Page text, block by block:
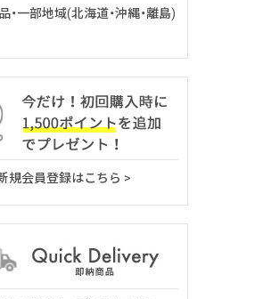
・一部地域(北海道・沖縄・離島)
規会員登録はこちら >